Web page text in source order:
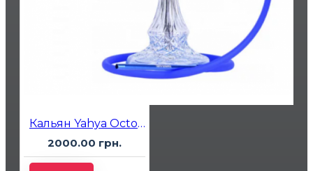
Кальян Yahya Octopus Синий
2000.00 грн.